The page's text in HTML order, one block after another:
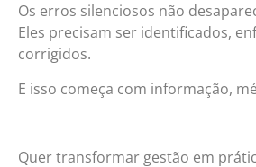
Os erros silenciosos não
Eles precisam ser identificados,
corrigidos.
E isso começa com informação,
Quer transformar gestão em